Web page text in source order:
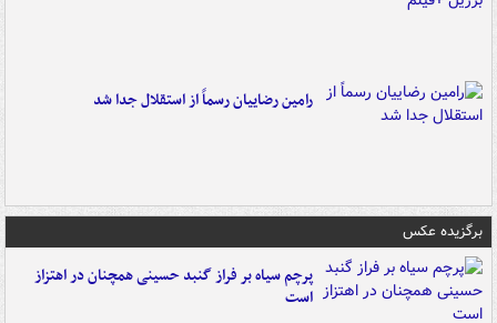
رامین رضاییان رسماً از استقلال جدا شد
برگزیده عکس
پرچم سیاه بر فراز گنبد حسینی همچنان در اهتزاز
است